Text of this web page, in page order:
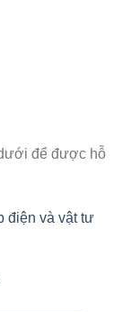
để được hỗ
điện và vật tư